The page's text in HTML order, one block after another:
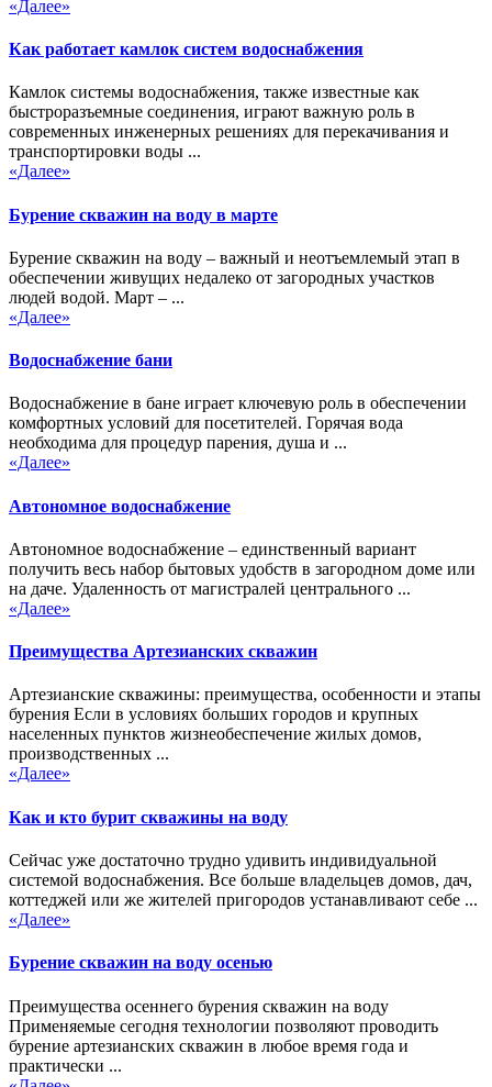
«Далее»
Как работает камлок систем водоснабжения
Камлок системы водоснабжения, также известные как
быстроразъемные соединения, играют важную роль в
современных инженерных решениях для перекачивания и
транспортировки воды ...
«Далее»
Бурение скважин на воду в марте
Бурение скважин на воду – важный и неотъемлемый этап в
обеспечении живущих недалеко от загородных участков
людей водой. Март – ...
«Далее»
Водоснабжение бани
Водоснабжение в бане играет ключевую роль в обеспечении
комфортных условий для посетителей. Горячая вода
необходима для процедур парения, душа и ...
«Далее»
Автономное водоснабжение
Автономное водоснабжение – единственный вариант
получить весь набор бытовых удобств в загородном доме или
на даче. Удаленность от магистралей центрального ...
«Далее»
Преимущества Артезианских скважин
Артезианские скважины: преимущества, особенности и этапы
бурения Если в условиях больших городов и крупных
населенных пунктов жизнеобеспечение жилых домов,
производственных ...
«Далее»
Как и кто бурит скважины на воду
Сейчас уже достаточно трудно удивить индивидуальной
системой водоснабжения. Все больше владельцев домов, дач,
коттеджей или же жителей пригородов устанавливают себе ...
«Далее»
Бурение скважин на воду осенью
Преимущества осеннего бурения скважин на воду
Применяемые сегодня технологии позволяют проводить
бурение артезианских скважин в любое время года и
практически ...